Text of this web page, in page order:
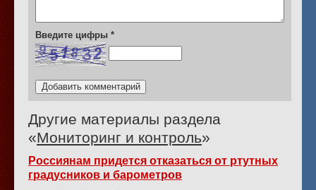
Введите цифры *
Другие материалы раздела
«Мониторинг и контроль»
Россиянам придется отказаться от ртутных
градусников и барометров